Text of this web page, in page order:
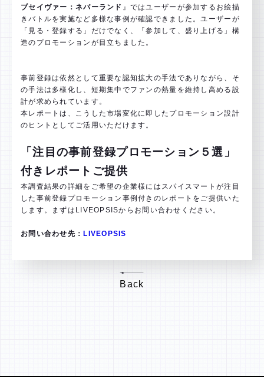
ブセイヴァー：ネバーランド 』ではユーザーが参加するお絵描
きバトルを実施など多様な事例が確認できました。ユーザーが
「見る・登録する」だけでなく、「参加して、盛り上げる」構
造のプロモーションが目立ちました。
事前登録は依然として重要な認知拡大の手法でありながら、そ
の手法は多様化し、短期集中でファンの熱量を維持し高める設
計が求められています。
本レポートは、こうした市場変化に即したプロモーション設計
のヒントとしてご活用いただけます。
「注目の事前登録プロモーション５選」
付きレポートご提供
本調査結果の詳細をご希望の企業様にはスパイスマートが注目
した事前登録プロモーション事例付きのレポートをご提供いた
します。まずはLIVEOPSISからお問い合わせください。
お問い合わせ先：LIVEOPSIS
Back